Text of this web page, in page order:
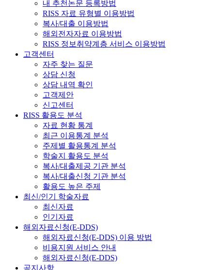
내 추천논문 등록방법
RISS 자료 유형별 이용방법
복사/대출 이용방법
해외전자자료 이용방법
RISS 정보취약계층 서비스 이용방법
고객센터
자주 찾는 질문
상담 신청
상담 내역 확인
고객제안
신고센터
RISS 활용도 분석
자료 현황 통계
최근 이용통계 분석
주제별 활용통계 분석
학술지 활용도 분석
복사/대출제공 기관 분석
복사/대출신청 기관 분석
활용도 높은 주제
최신/인기 학술자료
최신자료
인기자료
해외자료신청(E-DDS)
해외자료신청(E-DDS) 이용 방법
비용지원 서비스 안내
해외자료신청(E-DDS)
공지사항